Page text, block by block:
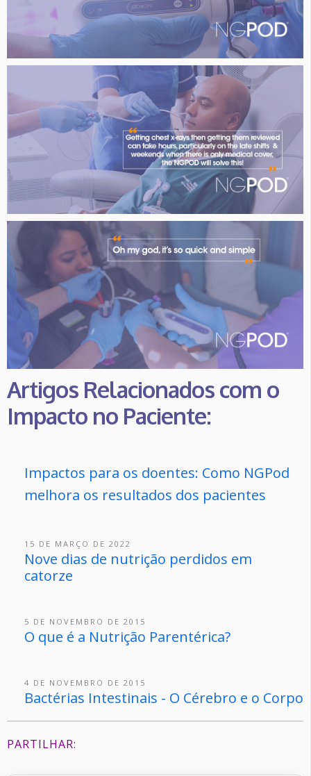
Artigos Relacionados com o
Impacto no Paciente:
Impactos para os doentes: Como NGPod
melhora os resultados dos pacientes
15 DE MARÇO DE 2022
Nove dias de nutrição perdidos em
catorze
5 DE NOVEMBRO DE 2015
O que é a Nutrição Parentérica?
4 DE NOVEMBRO DE 2015
Bactérias Intestinais - O Cérebro e o Corpo
PARTILHAR: